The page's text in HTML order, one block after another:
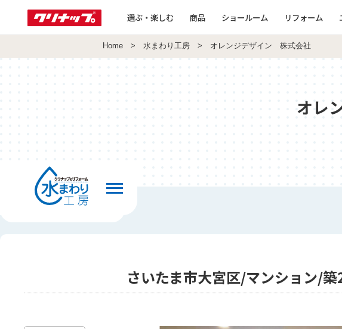
選ぶ・楽しむ 商品 ショールーム リフォーム
Home > 水まわり工房 > オレンジデザイン 株式会社
オレ
前の画面へ戻る
さいたま市大宮区/マンション/